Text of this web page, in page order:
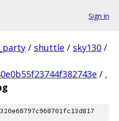
Sign in
/ shuttle / sky130 /
/ .